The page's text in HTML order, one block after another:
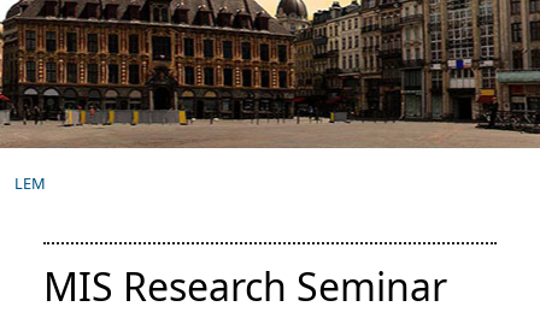
LEM
MIS Research Seminar